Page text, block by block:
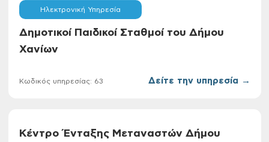
Ηλεκτρονική Υπηρεσία
Δημοτικοί Παιδικοί Σταθμοί του Δήμου
Χανίων
Κωδικός υπηρεσίας: 63 Δείτε την υπηρεσία →
Κέντρο Ένταξης Μεταναστών Δήμου